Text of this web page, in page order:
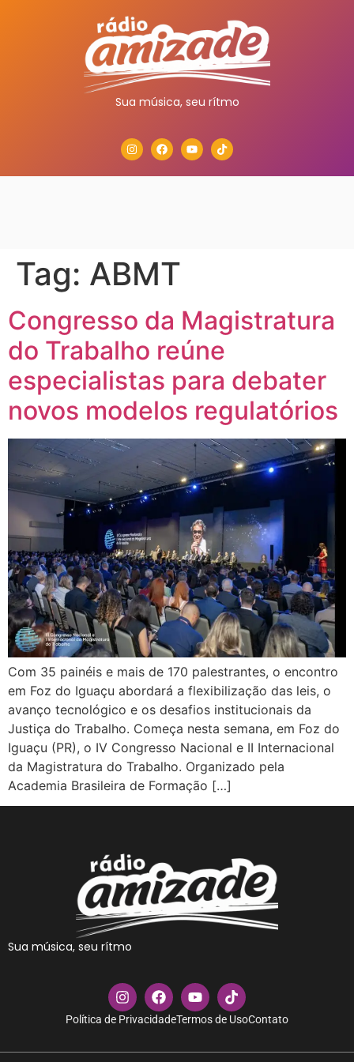
Sua música, seu rítmo
Tag: ABMT
Congresso da Magistratura
do Trabalho reúne
especialistas para debater
novos modelos regulatórios
Com 35 painéis e mais de 170 palestrantes, o encontro
em Foz do Iguaçu abordará a flexibilização das leis, o
avanço tecnológico e os desafios institucionais da
Justiça do Trabalho. Começa nesta semana, em Foz do
Iguaçu (PR), o IV Congresso Nacional e II Internacional
da Magistratura do Trabalho. Organizado pela
Academia Brasileira de Formação […]
Sua música, seu rítmo
Política de PrivacidadeTermos de UsoContato